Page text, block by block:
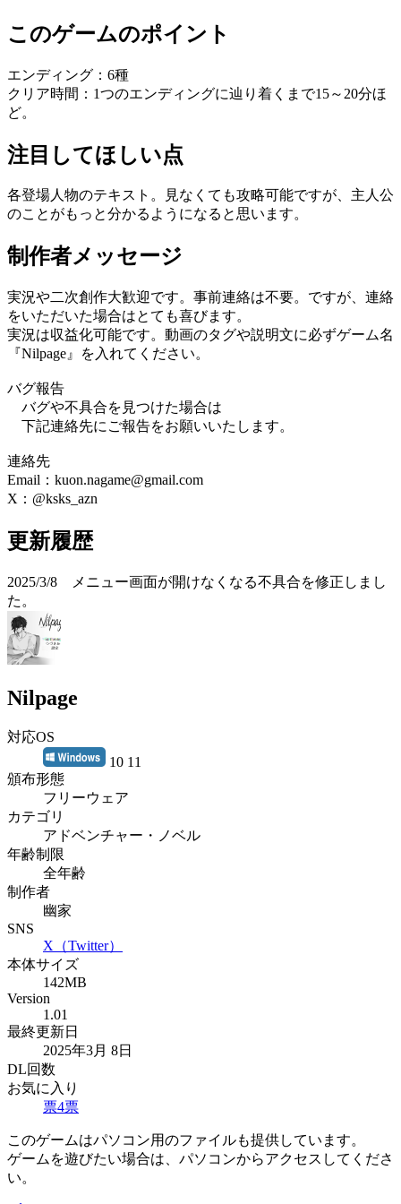
このゲームのポイント
エンディング：6種
クリア時間：1つのエンディングに辿り着くまで15～20分ほ
ど。
注目してほしい点
各登場人物のテキスト。見なくても攻略可能ですが、主人公
のことがもっと分かるようになると思います。
制作者メッセージ
実況や二次創作大歓迎です。事前連絡は不要。ですが、連絡
をいただいた場合はとても喜びます。
実況は収益化可能です。動画のタグや説明文に必ずゲーム名
『Nilpage』を入れてください。
バグ報告
バグや不具合を見つけた場合は
下記連絡先にご報告をお願いいたします。
連絡先
Email：kuon.nagame@gmail.com
X：@ksks_azn
更新履歴
2025/3/8 メニュー画面が開けなくなる不具合を修正しまし
た。
Nilpage
対応OS
10 11
頒布形態
フリーウェア
カテゴリ
アドベンチャー・ノベル
年齢制限
全年齢
制作者
幽家
SNS
X（Twitter）
本体サイズ
142MB
Version
1.01
最終更新日
2025年3月 8日
DL回数
お気に入り
票4票
このゲームはパソコン用のファイルも提供しています。
ゲームを遊びたい場合は、パソコンからアクセスしてくださ
い。